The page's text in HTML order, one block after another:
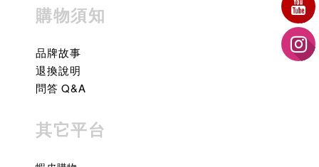
購物須知
品牌故事
退換說明
問答 Q&A
其它平台